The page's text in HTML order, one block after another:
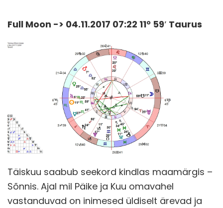
Full Moon -> 04.11.2017 07:22 11° 59′ Taurus
Täiskuu saabub seekord kindlas maamärgis –
Sõnnis. Ajal mil Päike ja Kuu omavahel
vastanduvad on inimesed üldiselt ärevad ja